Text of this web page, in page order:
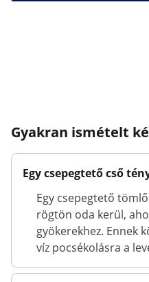
Gyakran ismételt
Egy csepegtető cső
Egy csepegtető
rögtön oda kerül,
gyökerekhez. Ennek
víz pocsékolásra a